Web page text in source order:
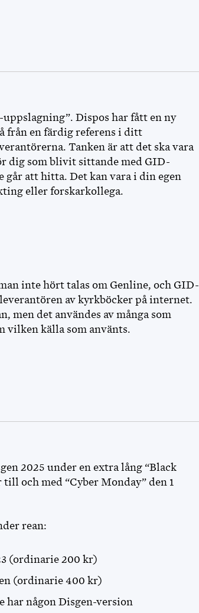
uppslagning”. Dispos har fått en ny
från en färdig referens i ditt
Tanken är att det ska vara
dig som blivit sittande med GID-
att hitta. Det kan vara i din egen
eller forskarkollega.
inte hört talas om Genline, och GID-
av kyrkböcker på internet.
det användes av många som
vilken källa som använts.
2025 under en extra lång “Black
och med “Cyber Monday” den 1
rean:
(ordinarie 200 kr)
(ordinarie 400 kr)
har någon Disgen-version